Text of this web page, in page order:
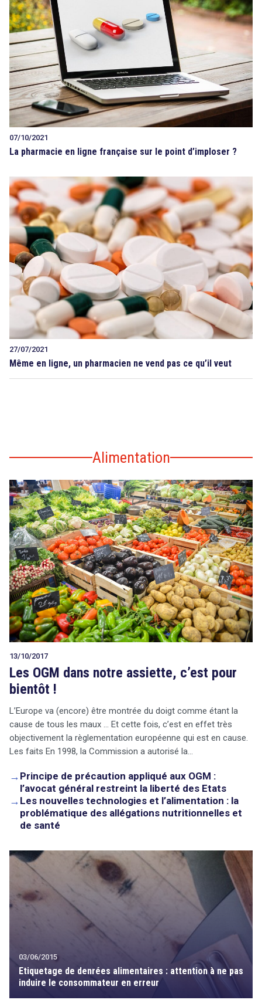
07/10/2021
La pharmacie en ligne française sur le point d’imploser ?
27/07/2021
Même en ligne, un pharmacien ne vend pas ce qu’il veut
Alimentation
13/10/2017
Les OGM dans notre assiette, c’est pour
bientôt !
L’Europe va (encore) être montrée du doigt comme étant la
cause de tous les maux … Et cette fois, c’est en effet très
objectivement la règlementation européenne qui est en cause.
Les faits En 1998, la Commission a autorisé la…
→ Principe de précaution appliqué aux OGM :
l’avocat général restreint la liberté des Etats
→ Les nouvelles technologies et l’alimentation : la
problématique des allégations nutritionnelles et
de santé
03/06/2015
Etiquetage de denrées alimentaires : attention à ne pas
induire le consommateur en erreur
search